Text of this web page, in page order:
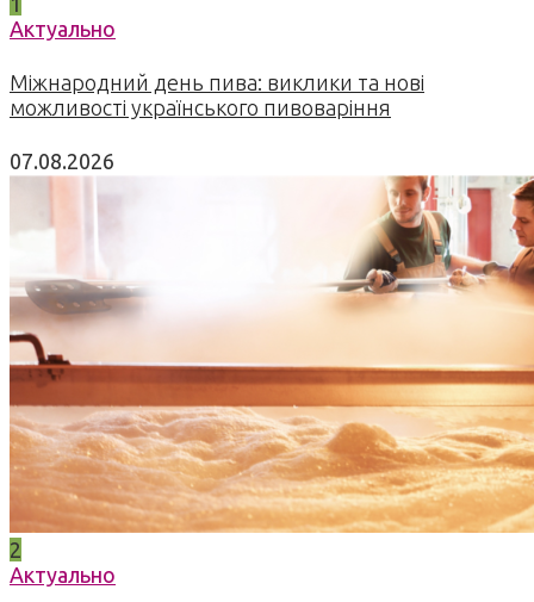
Актуально
Міжнародний день пива: виклики та нові
можливості українського пивоваріння
07.08.2026
2
Актуально